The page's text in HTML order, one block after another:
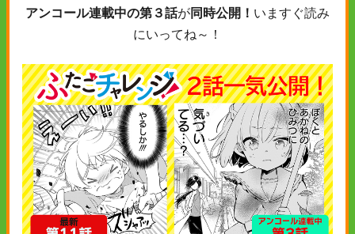
アンコール連載中の第３話が同時公開！ いますぐ読み
にいってね～！